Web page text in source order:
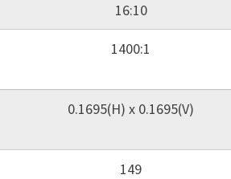
16:10
1400:1
0.1695(H) x 0.1695(V)
149